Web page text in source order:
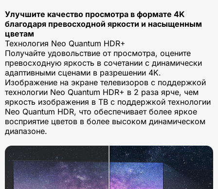
Улучшите качество просмотра в формате 4K
благодаря превосходной яркости и насыщенным
цветам
Технология Neo Quantum HDR+
Получайте удовольствие от просмотра, оцените
превосходную яркость в сочетании с динамически
адаптивными сценами в разрешении 4K.
Изображение на экране телевизоров с поддержкой
технологии Neo Quantum HDR+ в 2 раза ярче, чем
яркость изображения в ТВ с поддержкой технологии
Neo Quantum HDR, что обеспечивает более яркое
восприятие цветов в более высоком динамическом
диапазоне.